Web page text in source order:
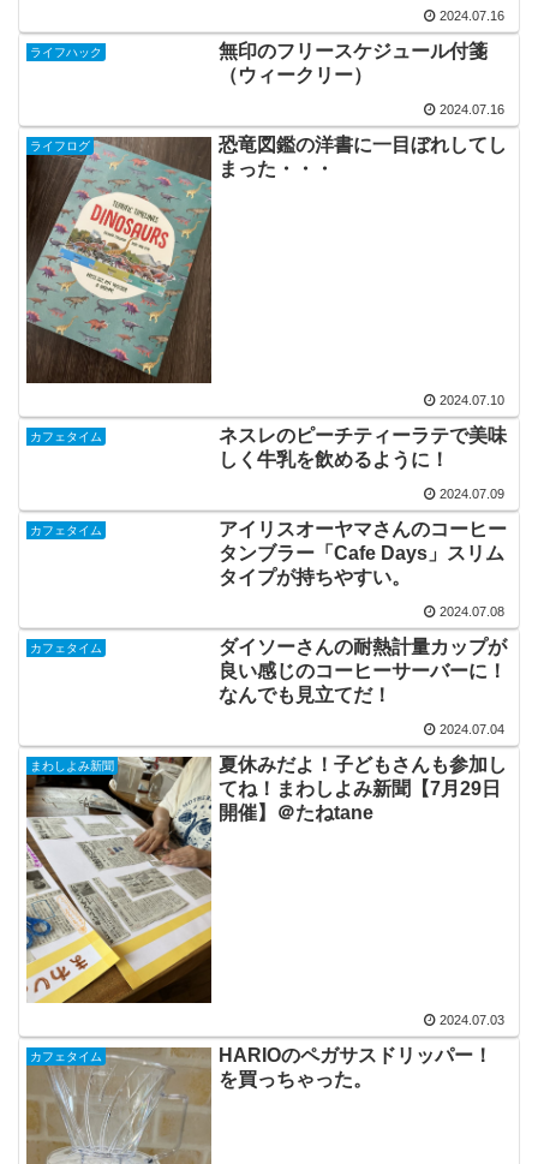
2024.07.16
ライフハック
無印のフリースケジュール付箋
（ウィークリー）
2024.07.16
ライフログ
恐竜図鑑の洋書に一目ぼれしてし
まった・・・
2024.07.10
カフェタイム
ネスレのピーチティーラテで美味
しく牛乳を飲めるように！
2024.07.09
カフェタイム
アイリスオーヤマさんのコーヒー
タンブラー「Cafe Days」スリム
タイプが持ちやすい。
2024.07.08
カフェタイム
ダイソーさんの耐熱計量カップが
良い感じのコーヒーサーバーに！
なんでも見立てだ！
2024.07.04
まわしよみ新聞
夏休みだよ！子どもさんも参加し
てね！まわしよみ新聞【7月29日
開催】＠たねtane
2024.07.03
カフェタイム
HARIOのペガサスドリッパー！
を買っちゃった。